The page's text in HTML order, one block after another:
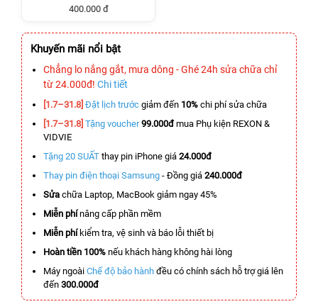
400.000 đ
Khuyến mãi nổi bật
Chẳng lo nắng gắt, mưa dông - Ghé 24h sửa chữa chỉ
từ 24.000đ! Chi tiết
[1.7–31.8] Đặt lịch trước giảm đến 10% chi phí sửa chữa
[1.7–31.8] Tặng voucher 99.000đmua Phụ kiện REXON &
VIDVIE
Tặng 20 SUẤT thay pin iPhone giá 24.000đ
Thay pin điện thoại Samsung - Đồng giá 240.000đ
Sửa chữa Laptop, MacBook giảm ngay 45%
Miễn phínâng cấp phần mềm
Miễn phíkiểm tra, vệ sinh và báo lỗi thiết bị
Hoàn tiền 100% nếu khách hàng không hài lòng
Máy ngoài Chế độ bảo hành đều có chính sách hỗ trợ giá lên
đến 300.000đ